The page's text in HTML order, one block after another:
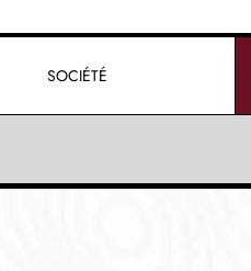
SOCIÉTÉ